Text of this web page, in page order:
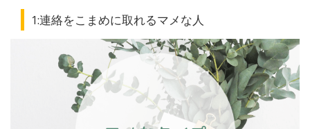
1:連絡をこまめに取れるマメな人